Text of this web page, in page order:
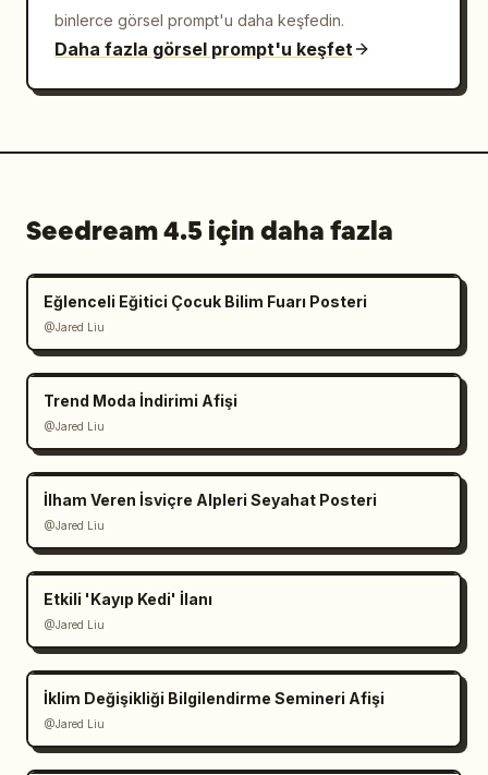
binlerce görsel prompt'u daha keşfedin.
Daha fazla görsel prompt'u keşfet
Seedream 4.5 için daha fazla
Eğlenceli Eğitici Çocuk Bilim Fuarı Posteri
@Jared Liu
Trend Moda İndirimi Afişi
@Jared Liu
İlham Veren İsviçre Alpleri Seyahat Posteri
@Jared Liu
Etkili 'Kayıp Kedi' İlanı
@Jared Liu
İklim Değişikliği Bilgilendirme Semineri Afişi
@Jared Liu